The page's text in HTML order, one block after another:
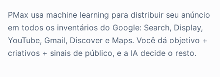
PMax usa machine learning para distribuir seu anúncio
em todos os inventários do Google: Search, Display,
YouTube, Gmail, Discover e Maps. Você dá objetivo +
criativos + sinais de público, e a IA decide o resto.